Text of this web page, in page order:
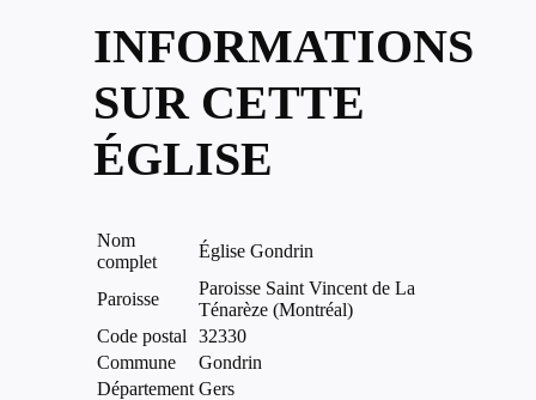
INFORMATIONS
SUR CETTE
ÉGLISE
Nom
complet
Église Gondrin
Paroisse
Paroisse Saint Vincent de La
Ténarèze (Montréal)
Code postal
32330
Commune
Gondrin
Département Gers